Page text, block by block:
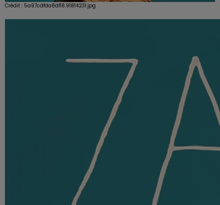
Crédit : 5a97cdfda8df18.91814231.jpg